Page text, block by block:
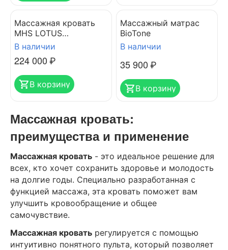
Массажная кровать:
преимущества и применение
Массажная кровать - это идеальное решение для
всех, кто хочет сохранить здоровье и молодость
на долгие годы. Специально разработанная с
функцией массажа, эта кровать поможет вам
улучшить кровообращение и общее
самочувствие.
Массажная кровать регулируется с помощью
интуитивно понятного пульта, который позволяет
Массажная кровать
MHS LOTUS
HEALTHCARE R-522
В наличии
224 000₽
В корзину
Массажный матрас
BioTone
В наличии
35 900₽
В корзину